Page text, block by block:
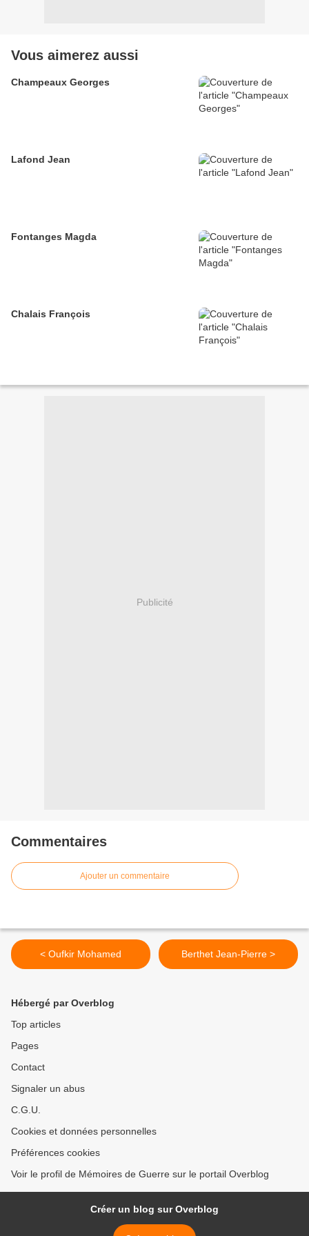
Vous aimerez aussi
Champeaux Georges
Lafond Jean
Fontanges Magda
Chalais François
Publicité
Commentaires
Ajouter un commentaire
< Oufkir Mohamed Berthet Jean-Pierre >
Hébergé par Overblog
Top articles
Pages
Contact
Signaler un abus
C.G.U.
Cookies et données personnelles
Préférences cookies
Voir le profil de Mémoires de Guerre sur le portail Overblog
Créer un blog sur Overblog